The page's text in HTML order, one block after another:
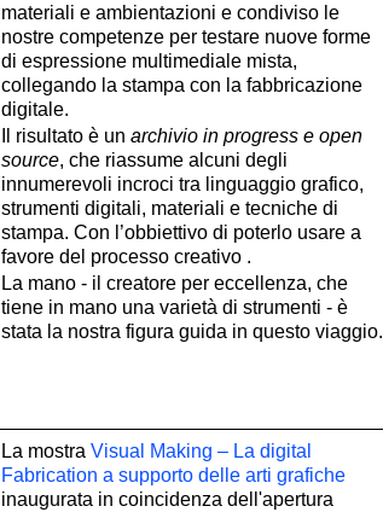
materiali e ambientazioni e condiviso le
nostre competenze per testare nuove forme
di espressione multimediale mista,
collegando la stampa con la fabbricazione
digitale.
Il risultato è un archivio in progress e open
source, che riassume alcuni degli
innumerevoli incroci tra linguaggio grafico,
strumenti digitali, materiali e tecniche di
stampa. Con l’obbiettivo di poterlo usare a
favore del processo creativo .
La mano - il creatore per eccellenza, che
tiene in mano una varietà di strumenti - è
stata la nostra figura guida in questo viaggio.
La mostra Visual Making – La digital
Fabrication a supporto delle arti grafiche
inaugurata in coincidenza dell'apertura